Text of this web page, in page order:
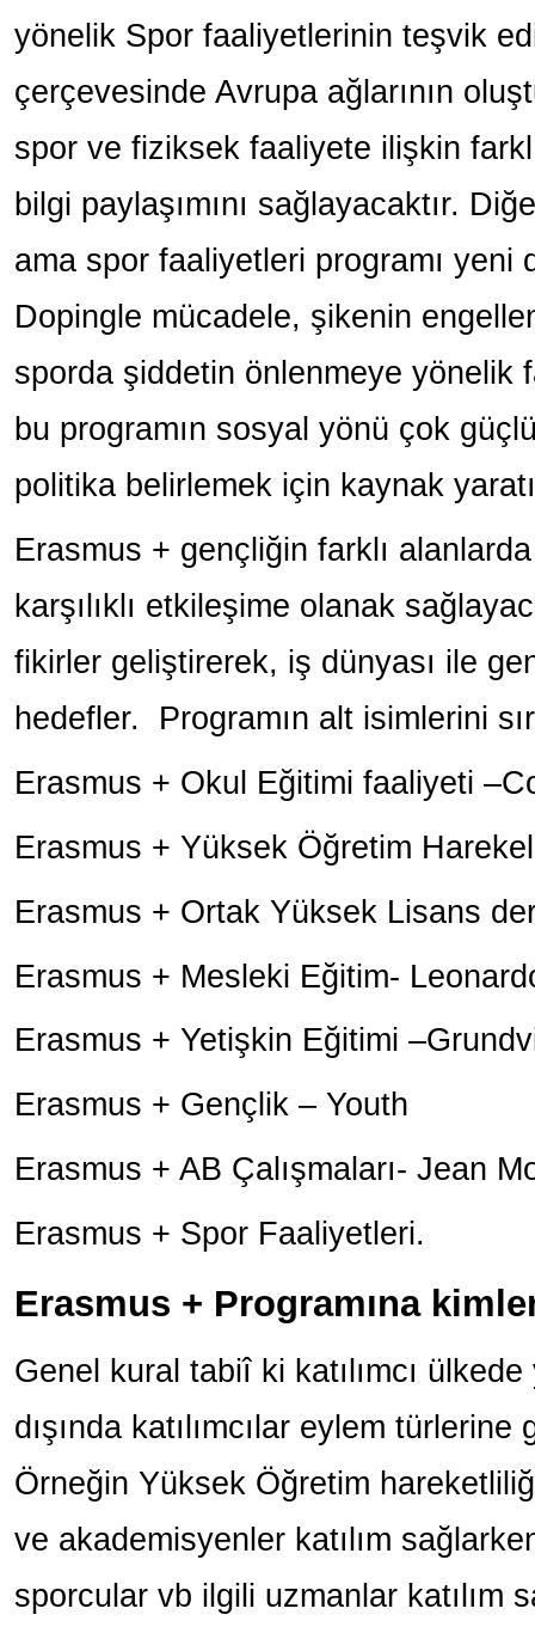
yönelik Spor faaliyetlerinin teşvik
çerçevesinde Avrupa ağlarının
spor ve fiziksek faaliyete ilişkin
bilgi paylaşımını sağlayacaktır.
ama spor faaliyetleri programı yeni
Dopingle mücadele, şikenin
sporda şiddetin önlenmeye yönelik
bu programın sosyal yönü çok
politika belirlemek için kaynak
Erasmus + gençliğin farklı
karşılıklı etkileşime olanak
fikirler geliştirerek, iş dünyası ile
hedefler. Programın alt isimlerini
Erasmus + Okul Eğitimi faaliyeti
Erasmus + Yüksek Öğretim
Erasmus + Ortak Yüksek Lisans
Erasmus + Mesleki Eğitim-
Erasmus + Yetişkin Eğitimi
Erasmus + Gençlik – Youth
Erasmus + AB Çalışmaları- Jean
Erasmus + Spor Faaliyetleri.
Erasmus + Programına
Genel kural tabiî ki katılımcı
dışında katılımcılar eylem
Örneğin Yüksek Öğretim
ve akademisyenler katılım
sporcular vb ilgili uzmanlar katılım